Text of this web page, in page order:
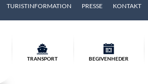
TURISTINFORMATION PRESSE KONTAKT
TRANSPORT BEGIVENHEDER